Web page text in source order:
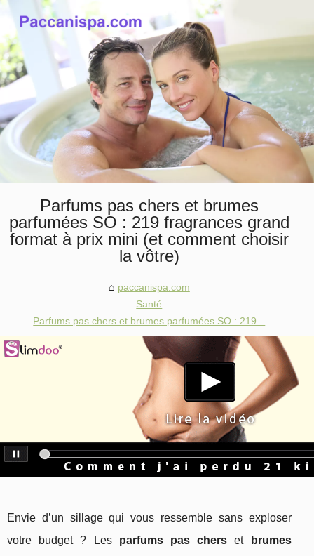
Parfums pas chers et brumes
parfumées SO : 219 fragrances grand
format à prix mini (et comment choisir
la vôtre)
paccanispa.com
Santé
Parfums pas chers et brumes parfumées SO : 219...
Envie d’un sillage qui vous ressemble sans exploser
votre budget ? Les parfums pas chers et
brumes